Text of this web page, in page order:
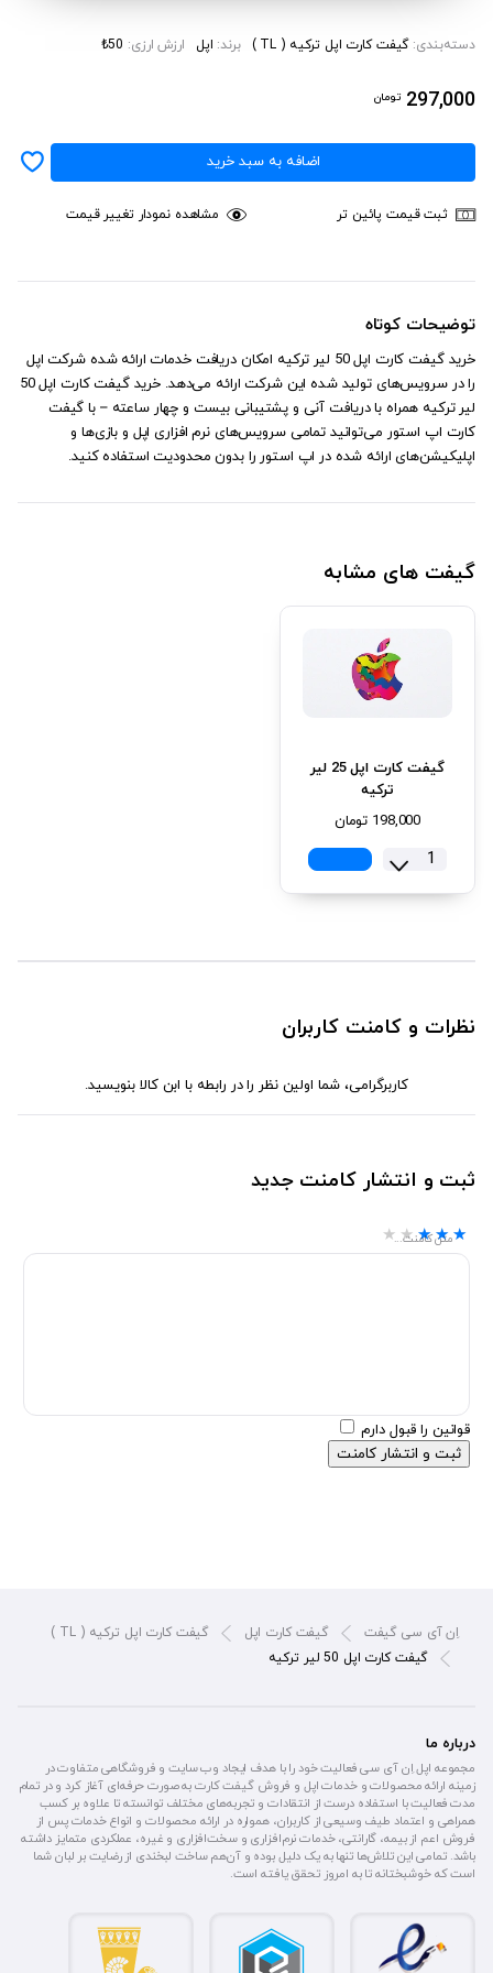
دسته‌بندی:گیفت کارت اپل ترکیه ( TL ) برند: اپل ارزش ارزی: ₺50
297,000 تومان
اضافه به سبد خرید
ثبت قیمت پائین تر مشاهده نمودار تغییر قیمت
توضیحات کوتاه
خرید گیفت کارت اپل 50 لیر ترکیه امکان دریافت خدمات ارائه شده شرکت اپل
را در سرویس‌های تولید شده این شرکت ارائه می‌دهد. خرید گیفت کارت اپل 50
لیر ترکیه همراه با دریافت آنی و پشتیبانی بیست و چهار ساعته – با گیفت
کارت اپ استور می‌توانید تمامی سرویس‌های نرم افزاری اپل و بازی‌ها و
اپلیکیشن‌های ارائه شده در اپ استور را بدون محدودیت استفاده کنید.
گیفت های مشابه
گیفت کارت اپل 25 لیر
ترکیه
198,000 تومان
نظرات و کامنت کاربران
کاربرگرامی، شما اولین نظر را در رابطه با ابن کالا بنویسید.
ثبت و انتشار کامنت جدید
★★★★★
★★★★★
★★★★★
متن کامنت...
قوانین را قبول دارم
ثبت و انتشار کامنت
اِن آی سی گیفت گیفت کارت اپل
گیفت کارت اپل ترکیه ( TL )
گیفت کارت اپل 50 لیر ترکیه
درباره ما
مجموعه اپل اِن آی سی فعالیت خود را با هدف ایجاد وب سایت و فروشگاهی متفاوت در
زمینه ارائه محصولات و خدمات اپل و فروش گیفت کارت به صورت حرفه‌ای آغاز کرد و در تمام
مدت فعالیت با استفاده درست از انتقادات و تجربه‌های مختلف توانسته تا علاوه بر کسب
همراهی و اعتماد طیف وسیعی از کاربران، همواره در ارائه محصولات و انواع خدمات پس از
فروش اعم از بیمه، گارانتی، خدمات نرم‌افزاری و سخت‌افزاری و غیره، عملکردی متمایز داشته
باشد. تمامی این تلاش‌ها تنها به یک دلیل بوده و آن‌هم ساخت لبخندی از رضایت بر لبان شما
است که خوشبختانه تا به امروز تحقق یافته است.